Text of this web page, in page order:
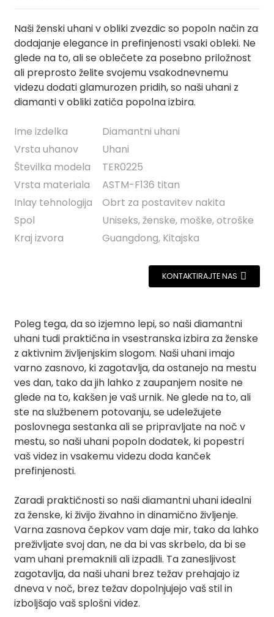
Naši ženski uhani v obliki zvezdic so popoln način za
dodajanje elegance in prefinjenosti vsaki obleki. Ne
glede na to, ali se oblečete za posebno priložnost
ali preprosto želite svojemu vsakodnevnemu
videzu dodati glamurozen pridih, so naši uhani z
diamanti v obliki zatiča popolna izbira.
Ime izdelka
Diamantni uhani
Vrsta uhanov
Uhani
Številka modela
TER0225
Vrsta materiala
ASTM-F136 titan
Inlay tehnologija
Obrt za postavitev nakita
Spol
Uniseks, ženske, moške, otroške
Kraj izvora
Guangdong, Kitajska
KONTAKTIRAJTE NAS
Poleg tega, da so izjemno lepi, so naši diamantni
uhani tudi praktična in vsestranska izbira za ženske
z aktivnim življenjskim slogom. Naši uhani imajo
varno zasnovo, ki zagotavlja, da ostanejo na mestu
ves dan, tako da jih lahko z zaupanjem nosite ne
glede na to, kakšen je vaš urnik. Ne glede na to, ali
ste na službenem potovanju, se udeležujete
poslovnega sestanka ali se pripravljate na noč v
mestu, so naši uhani popoln dodatek, ki popestri
vaš videz in vsakemu videzu doda kanček
prefinjenosti.
Zaradi praktičnosti so naši diamantni uhani idealni
za ženske, ki živijo živahno in dinamično življenje.
Varna zasnova čepkov vam daje mir, tako da lahko
preživljate svoj dan, ne da bi vas skrbelo, da bi se
vam uhani premaknili ali izpadli. Ta zanesljivost
zagotavlja, da naši uhani brez težav prehajajo iz
dneva v noč, brez težav dopolnjujejo vaš stil in
izboljšajo vaš splošni videz.